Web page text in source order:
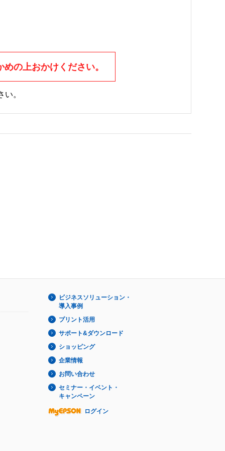
の上おかけください。
い。
ビジネスソリューション・
導入事例
プリント活用
サポート&ダウンロード
ショッピング
企業情報
お問い合わせ
セミナー・イベント・
キャンペーン
ログイン